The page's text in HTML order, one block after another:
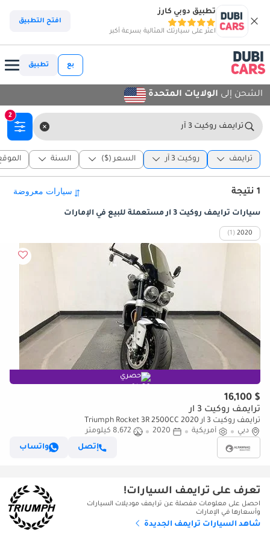
تطبيق دوبي كارز
اعثر على سيارتك المثالية بسرعة أكبر
افتح التطبيق
بع تطبيق
الشحن إلى الولايات المتحدة
ترايمف روكيت 3 آر
2
ترايمف روكيت 3 آر السعر ($) السنة
1 نتيجة
سيارات ترايمف روكيت 3 آر مستعملة للبيع في الإمارات
2020
(1)
حصري
$ 16,100
ترايمف روكيت 3 آر
ترايمف روكيت 3 آر 2020 Triumph Rocket 3R 2500CC
دبي
أمريكية 2020
8,672 كيلومتر
إتصل
واتساب
تعرف على ترايمف السيارات!
احصل على معلومات مفصلة عن ترايمف موديلات السيارات
وأسعارها في الإمارات
شاهد السيارات ترايمف الجديدة